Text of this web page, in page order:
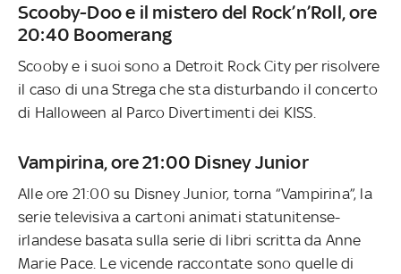
Scooby-Doo e il mistero del Rock’n’Roll, ore
20:40 Boomerang
Scooby e i suoi sono a Detroit Rock City per risolvere
il caso di una Strega che sta disturbando il concerto
di Halloween al Parco Divertimenti dei KISS.
Vampirina, ore 21:00 Disney Junior
Alle ore 21:00 su Disney Junior, torna “Vampirina”, la
serie televisiva a cartoni animati statunitense-
irlandese basata sulla serie di libri scritta da Anne
Marie Pace. Le vicende raccontate sono quelle di